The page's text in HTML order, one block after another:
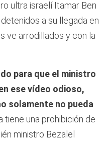
ultra israelí Itamar Ben
a su llegada en
ve arrodillados y con la
para que el ministro
ese vídeo odioso,
solamente no pueda
tiene una prohibición de
ministro Bezalel